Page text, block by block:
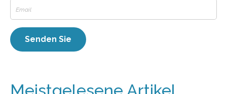
Meistgelesene Artikel